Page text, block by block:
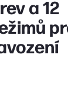
a 12